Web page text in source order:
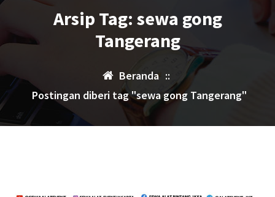
Arsip Tag: sewa gong
Tangerang
Beranda ::
Postingan diberi tag "sewa gong Tangerang"